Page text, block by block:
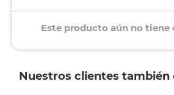
Este producto aún no tiene
Nuestros clientes